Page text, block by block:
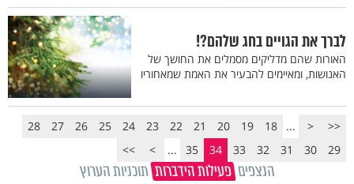
לברך את הגויים בחג שלהם?!
האורות שהם מדליקים מסמלים את החושך של
האנושות, ומאיימים להבעיר את האמת שמאחוריו
<<
<
...
18
19
20
21
22
23
24
25
26
27
28
29
30
31
32
33
34
35
...
>
>>
הנצפים פעילות הידברות תוכניות הערוץ